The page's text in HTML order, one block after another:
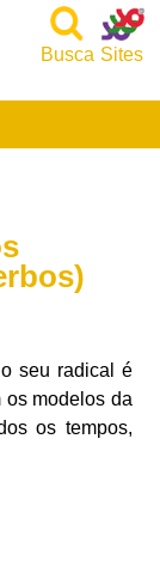
Sites
Busca
seu radical é
os modelos da
os tempos,